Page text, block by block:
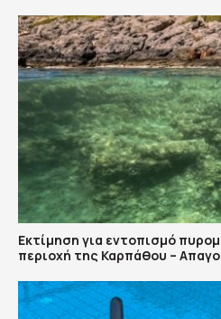
Εκτίμηση για εντοπισμό
περιοχή της Καρπάθου –